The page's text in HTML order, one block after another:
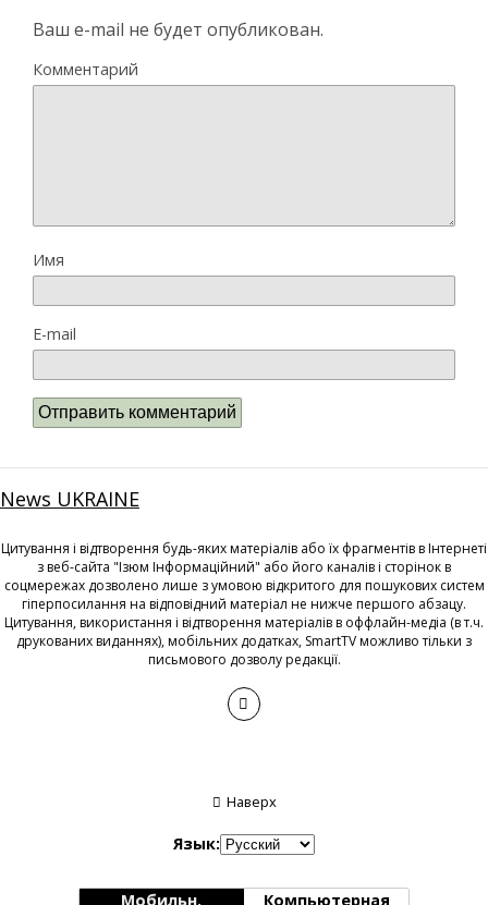
Ваш e-mail не будет опубликован.
Комментарий
Имя
E-mail
News UKRAINE
Цитування і відтворення будь-яких матеріалів або їх фрагментів в Інтернеті
з веб-сайта "Ізюм Інформаційний" або його каналів і сторінок в
соцмережах дозволено лише з умовою відкритого для пошукових систем
гіперпосилання на відповідний матеріал не нижче першого абзацу.
Цитування, використання і відтворення матеріалів в оффлайн-медіа (в т.ч.
друкованих виданнях), мобільних додатках, SmartTV можливо тільки з
письмового дозволу редакції.
Наверх
Язык:
Мобильн. Компьютерная